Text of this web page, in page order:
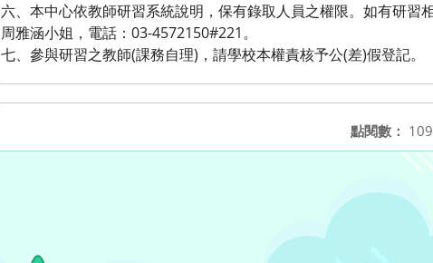
六、本中心依教師研習系統說明，保有錄取人員之權限。如有研習
周雅涵小姐，電話：03-4572150#221。
七、參與研習之教師(課務自理)，請學校本權責核予公(差)假登記。
點閱數：